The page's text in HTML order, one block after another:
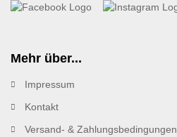
Mehr über...
Impressum
Kontakt
Versand- & Zahlungsbedingungen